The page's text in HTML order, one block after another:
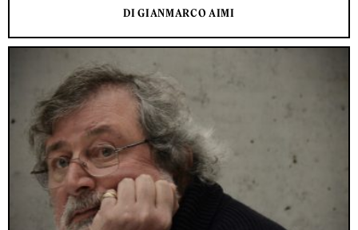
DI GIANMARCO AIMI